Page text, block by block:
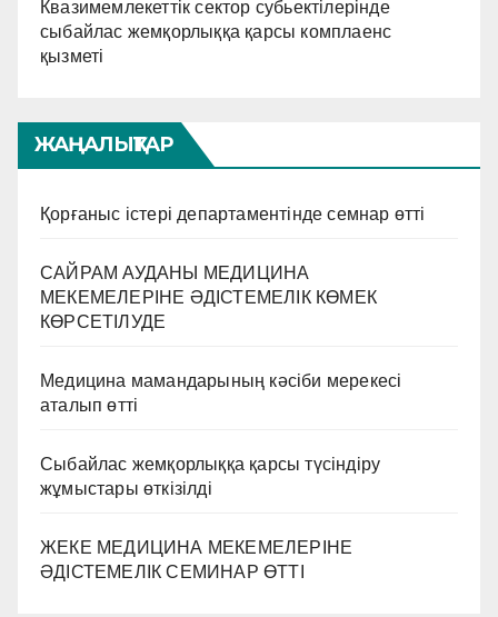
Квазимемлекеттік сектор субьектілерінде
сыбайлас жемқорлыққа қарсы комплаенс
қызметі
ЖАҢАЛЫҚТАР
Қорғаныс істері департаментінде семнар өтті
САЙРАМ АУДАНЫ МЕДИЦИНА
МЕКЕМЕЛЕРІНЕ ӘДІСТЕМЕЛІК КӨМЕК
КӨРСЕТІЛУДЕ
Медицина мамандарының кәсіби мерекесі
аталып өтті
Сыбайлас жемқорлыққа қарсы түсіндіру
жұмыстары өткізілді
ЖЕКЕ МЕДИЦИНА МЕКЕМЕЛЕРІНЕ
ӘДІСТЕМЕЛІК СЕМИНАР ӨТТІ